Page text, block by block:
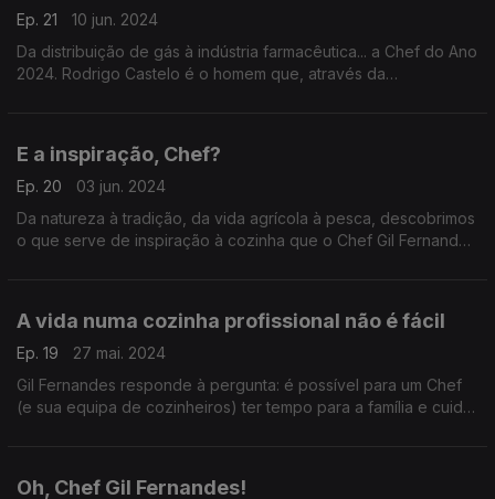
Ep. 21
10 jun. 2024
Da distribuição de gás à indústria farmacêutica... a Chef do Ano
2024. Rodrigo Castelo é o homem que, através da
E a inspiração, Chef?
Ep. 20
03 jun. 2024
Da natureza à tradição, da vida agrícola à pesca, descobrimos
o que serve de inspiração à cozinha que o Chef Gil Fernandes
A vida numa cozinha profissional não é fácil
Ep. 19
27 mai. 2024
Gil Fernandes responde à pergunta: é possível para um Chef
(e sua equipa de cozinheiros) ter tempo para a família e cuidar
Oh, Chef Gil Fernandes!